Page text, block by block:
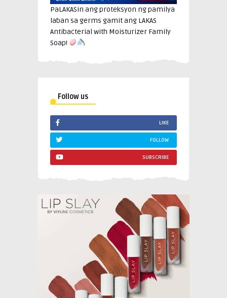
PaLAKASin ang proteksyon ng pamilya
laban sa germs gamit ang LAKAS
Antibacterial with Moisturizer Family
Soap!
Follow us
LIKE
FOLLOW
SUBSCRIBE